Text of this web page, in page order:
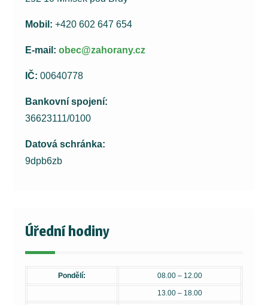
Mobil: +420 602 647 654
E-mail: obec@zahorany.cz
IČ: 00640778
Bankovní spojení:
36623111/0100
Datová schránka:
9dpb6zb
Úřední hodiny
Pondělí: 08.00 – 12.00
13.00 – 18.00